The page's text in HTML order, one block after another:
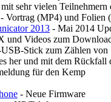
sehr vielen Teilnehmern
- Vortrag (MP4) und Folien
2013 - Mai 2014
und Videos zum
Stick zum Zählen von
her und mit dem Rückfall
für den Kemp
- Neue Firmware